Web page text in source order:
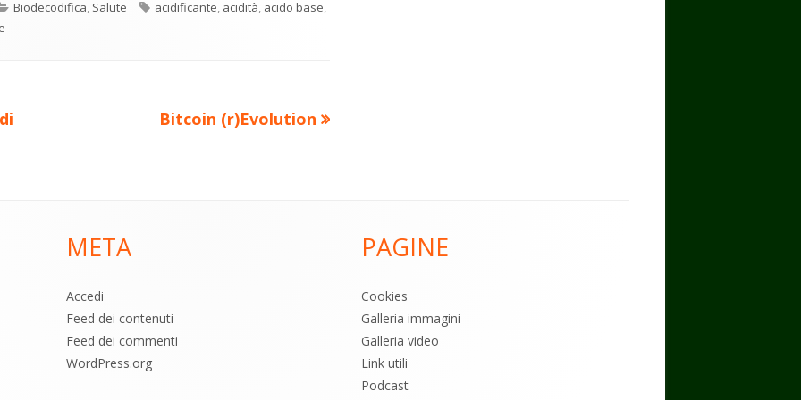
Categorie
Biodecodifica, Salute Tag
acidificante, acidità, acido base,
Nuovo
Bitcoin (r)Evolution
META
Accedi
Feed dei contenuti
Feed dei commenti
WordPress.org
PAGINE
Cookies
Galleria immagini
Galleria video
Link utili
Podcast